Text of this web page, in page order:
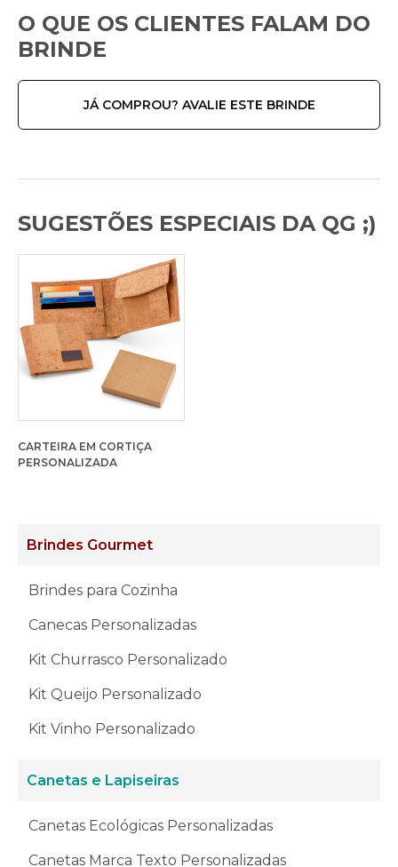
Brindes Gourmet
Brindes para Cozinha
Canecas Personalizadas
Kit Churrasco Personalizado
Kit Queijo Personalizado
Kit Vinho Personalizado
Canetas e Lapiseiras
Canetas Ecológicas Personalizadas
Canetas Marca Texto Personalizadas
O QUE OS CLIENTES FALAM DO
BRINDE
JÁ COMPROU? AVALIE ESTE BRINDE
SUGESTÕES ESPECIAIS DA QG ;)
CARTEIRA EM CORTIÇA
PERSONALIZADA